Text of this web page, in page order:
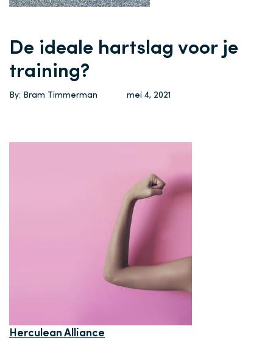
De ideale hartslag voor je
training?
By: Bram Timmerman mei 4, 2021
Herculean Alliance